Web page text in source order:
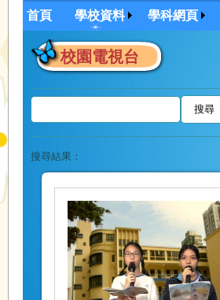
首頁 學校資料 學科網頁
校園電視台
搜尋結果：